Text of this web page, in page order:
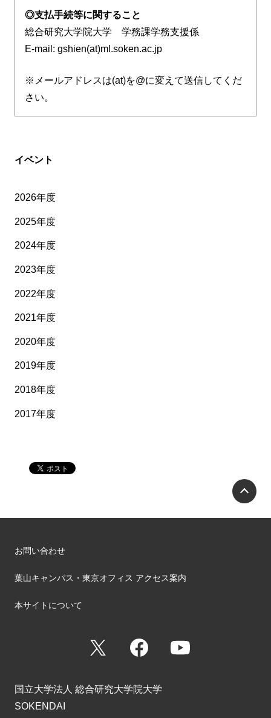
◎支払手続等に関すること
総合研究大学院大学 学務課学務支援係
E-mail: gshien(at)ml.soken.ac.jp
※メールアドレスは(at)を@に変えて送信してくだ
さい。
イベント
2026年度
2025年度
2024年度
2023年度
2022年度
2021年度
2020年度
2019年度
2018年度
2017年度
お問い合わせ
葉山キャンパス・東京オフィス アクセス案内
本サイトについて
Facebook
国立大学法人 総合研究大学院大学
SOKENDAI